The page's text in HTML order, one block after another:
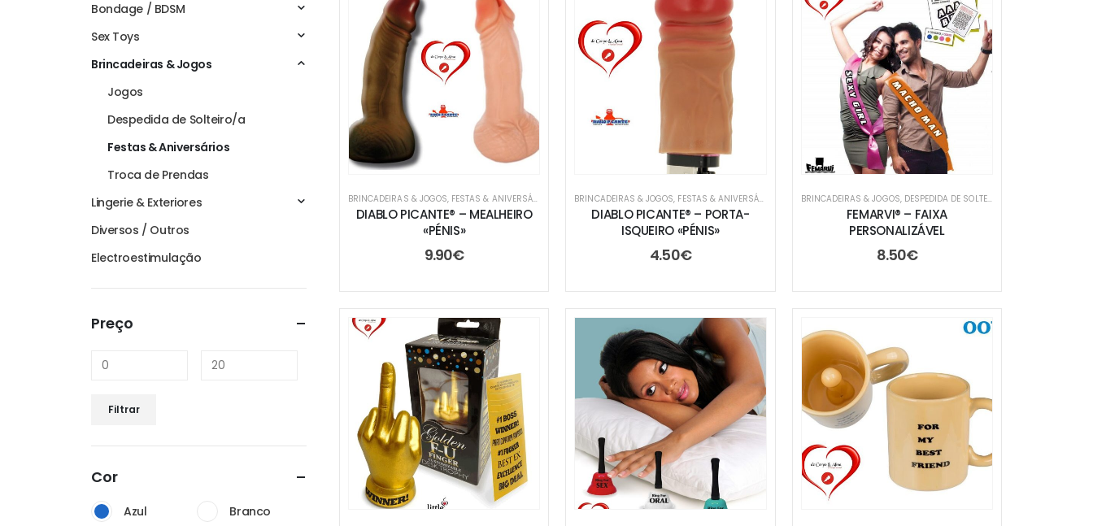
BRINCADEIRAS & JOGOS, FESTAS & ANIVERSÁRIOS TROCA DE PRENDAS
DIABLO PICANTE® – MEALHEIRO
«PÉNIS»
9.90€
BRINCADEIRAS & JOGOS, FESTAS & ANIVERSÁRIOS TROCA DE PRENDAS
DIABLO PICANTE® – PORTA-
ISQUEIRO «PÉNIS»
4.50€
BRINCADEIRAS & JOGOS, DESPEDIDA DE SOLTEIRO/A
FEMARVI® – FAIXA
PERSONALIZÁVEL
8.50€
Bondage / BDSM
Sex Toys
Brincadeiras & Jogos
Jogos
Despedida de Solteiro/a
Festas & Aniversários
Troca de Prendas
Lingerie & Exteriores
Diversos / Outros
Electroestimulação
Preço
Filtrar
Cor
Azul
Branco